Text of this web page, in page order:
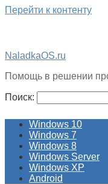
Перейти к контенту
NaladkaOS.ru
Помощь в решении
Поиск:
Windows 10
Windows 7
Windows 8
Windows Server
Windows XP
Android